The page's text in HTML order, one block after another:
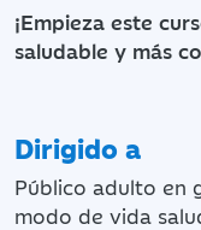
¡Empieza este
saludable y más
Dirigido a
Público adulto en
modo de vida